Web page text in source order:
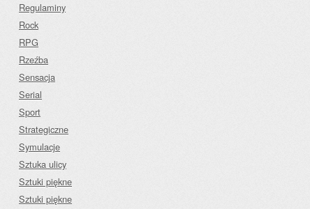
Regulaminy
Rock
RPG
Rzeźba
Sensacja
Serial
Sport
Strategiczne
Symulacje
Sztuka ulicy
Sztuki piękne
Sztuki piękne